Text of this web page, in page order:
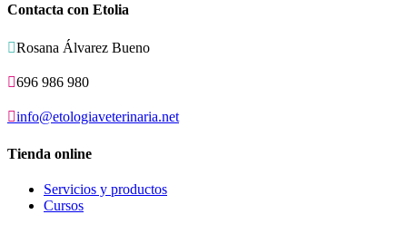
Contacta con Etolia
Rosana Álvarez Bueno
696 986 980
info@etologiaveterinaria.net
Tienda online
Servicios y productos
Cursos